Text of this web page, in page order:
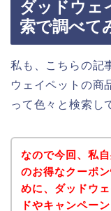
ダッドウェ
索で調べて
私も、こちらの記
ウェイペットの商
って色々と検索し
なので今回、私
のお得なクーポ
めに、ダッドウ
ドやキャンペー